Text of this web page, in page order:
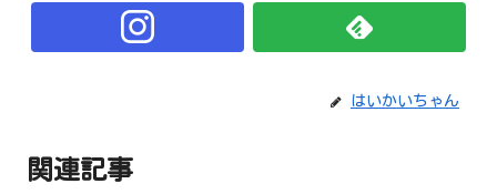
はいかいちゃん
関連記事